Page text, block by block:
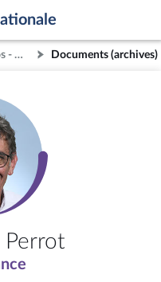
M. Patrice Perrot - Mandat clos - Nièvre (2e circonscription) Documents (archives)
Perrot